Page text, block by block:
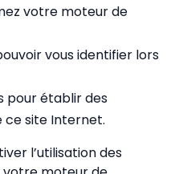
votre moteur de
vous identifier lors
pour établir des
ce site Internet.
l’utilisation des